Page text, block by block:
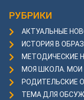
РУБРИКИ
АКТУАЛЬНЫЕ
ИСТОРИЯ В
МЕТОДИЧЕСКИЕ
МОЯ ШКОЛА. МОИ
РОДИТЕЛЬСКИЕ
ТЕМА ДЛЯ